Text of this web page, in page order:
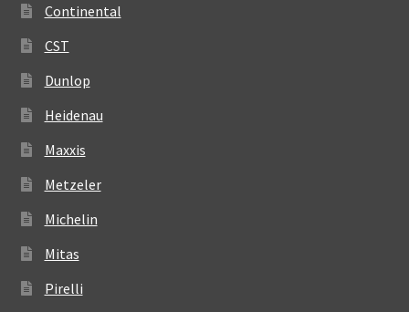
Continental
CST
Dunlop
Heidenau
Maxxis
Metzeler
Michelin
Mitas
Pirelli